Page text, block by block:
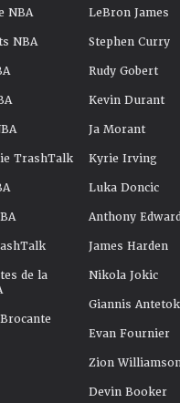
NBA
NBA
TrashTalk
de la
LeBron James
Stephen Curry
Rudy Gobert
Kevin Durant
Ja Morant
Kyrie Irving
Luka Doncic
Anthony
James Harden
Nikola Jokic
Giannis
Evan Fournier
Zion
Devin Booker